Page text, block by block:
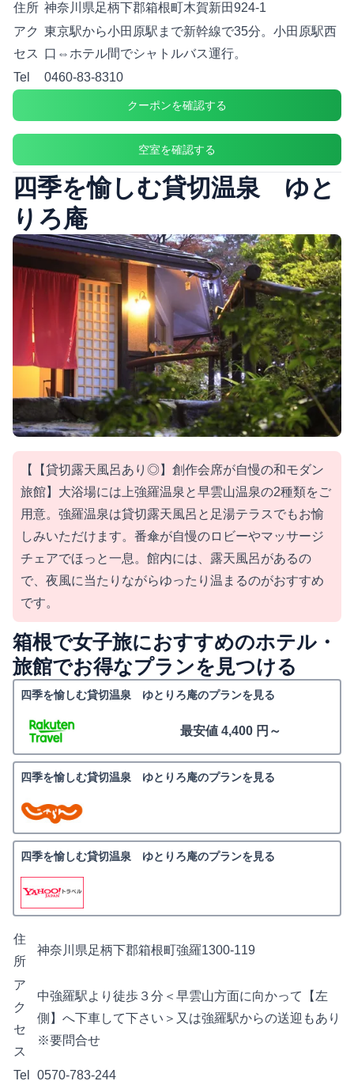
住所 神奈川県足柄下郡箱根町木賀新田924-1
アク
セス
東京駅から小田原駅まで新幹線で35分。小田原駅西
口⇔ホテル間でシャトルバス運行。
Tel
0460-83-8310
クーポンを確認する
空室を確認する
四季を愉しむ貸切温泉 ゆと
りろ庵
【【貸切露天風呂あり◎】創作会席が自慢の和モダン
旅館】大浴場には上強羅温泉と早雲山温泉の2種類をご
用意。強羅温泉は貸切露天風呂と足湯テラスでもお愉
しみいただけます。番傘が自慢のロビーやマッサージ
チェアでほっと一息。館内には、露天風呂があるの
で、夜風に当たりながらゆったり温まるのがおすすめ
です。
箱根で女子旅におすすめのホテル・
旅館でお得なプランを見つける
四季を愉しむ貸切温泉 ゆとりろ庵のプランを見る
最安値 4,400 円～
四季を愉しむ貸切温泉 ゆとりろ庵のプランを見る
四季を愉しむ貸切温泉 ゆとりろ庵のプランを見る
住
所
神奈川県足柄下郡箱根町強羅1300-119
ア
ク
セ
ス
中強羅駅より徒歩３分＜早雲山方面に向かって【左
側】へ下車して下さい＞又は強羅駅からの送迎もあり
※要問合せ
Tel 0570-783-244